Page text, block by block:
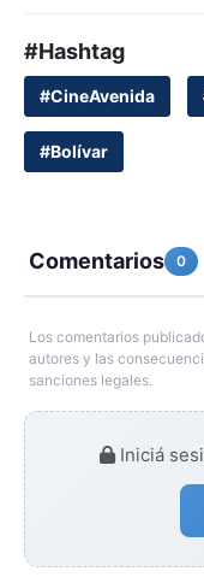
#Hashtag
#CineAvenida
#Bolívar
Comentarios 0
Los comentarios
autores y las
sanciones legales.
Iniciá